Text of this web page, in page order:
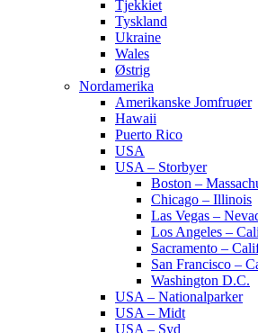
Tjekkiet
Tyskland
Ukraine
Wales
Østrig
Nordamerika
Amerikanske Jomfruøer
Hawaii
Puerto Rico
USA
USA – Storbyer
Boston –
Chicago – Illinois
Las Vegas –
Los Angeles –
Sacramento –
San Francisco –
Washington D.C.
USA – Nationalparker
USA – Midt
USA – Syd